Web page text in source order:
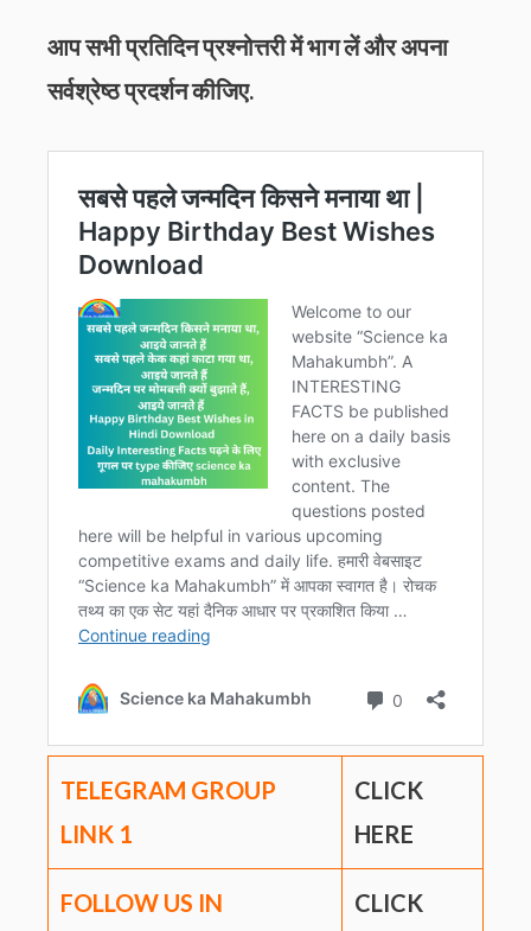
आप सभी प्रतिदिन प्रश्नोत्तरी में भाग लें और अपना
सर्वश्रेष्ठ प्रदर्शन कीजिए.
TELEGRAM GROUP
LINK 1
CLICK
HERE
FOLLOW US IN
CLICK